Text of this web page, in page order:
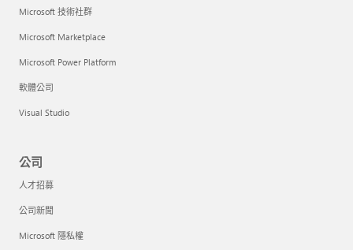
Microsoft 技術社群
Microsoft Marketplace
Microsoft Power Platform
軟體公司
Visual Studio
公司
人才招募
公司新聞
Microsoft 隱私權